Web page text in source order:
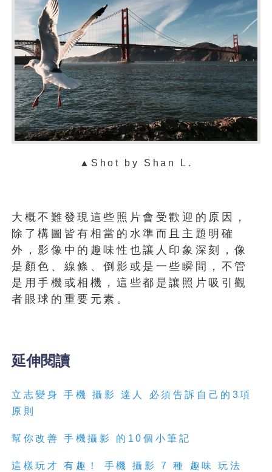
▲ Shot by Shan L.
大概不難發現這些照片會受歡迎的原因，
除了構圖皆有相當的水準而且主題明確
外，影像中的趣味性也讓人印象深刻，像
是顏色、線條、倒影或是一些瞬間，不管
是用手機或相機，這些都是讓照片吸引觀
者眼球的重要元素。
延伸閱讀
立志變身 手機 攝影 達人 必須告訴自己的3項
原則
幫你改善 手機攝影 的10個小筆記
這樣玩才 有趣！ 手機 攝影 7 種 趣味 玩法